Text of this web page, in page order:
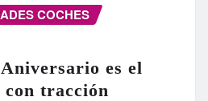
COCHES
es el
con tracción